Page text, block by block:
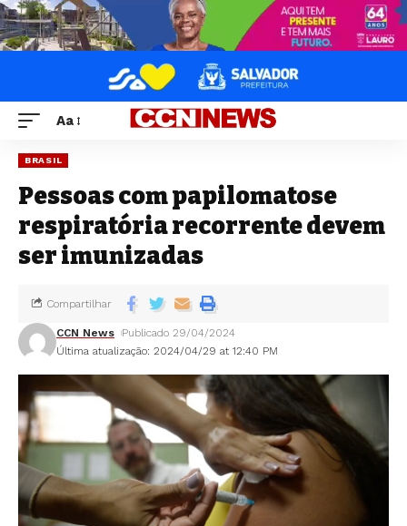
Aa
BRASIL
Pessoas com papilomatose
respiratória recorrente devem
ser imunizadas
Última atualização: 2024/04/29 at 12:40 PM
CCN News Publicado 29/04/2024
Compartilhar